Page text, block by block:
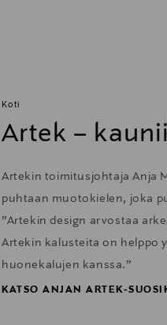
Koti
Artek –
Artekin toimitusjohtaja Anja
puhtaan muotokielen, joka
”Artekin design arvostaa
Artekin kalusteita on helppo
huonekalujen kanssa.”
KATSO ANJAN ARTEK-